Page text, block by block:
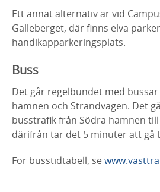
Ett annat alternativ är vid
Galleberget, där finns elva
handikapparkeringsplats.
Buss
Det går regelbundet med
hamnen och Strandvägen. Det
busstrafik från Södra hamnen
därifrån tar det 5 minuter att gå
För busstidtabell, se